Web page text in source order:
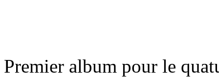
Premier album pour le